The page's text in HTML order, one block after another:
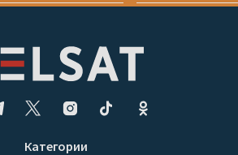
Категории